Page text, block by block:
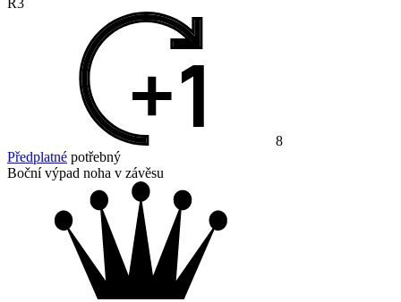
R3
8
Předplatné potřebný
Boční výpad noha v závěsu